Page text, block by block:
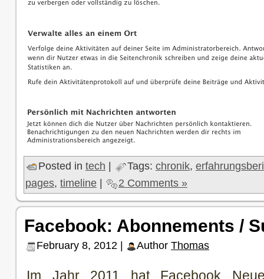
Posted in tech Tags: chronik,
pages, timeline 2 Comments »
Facebook: Abonnements /
February 8, 2012 | Author Thomas
Im Jahr 2011 hat Facebook